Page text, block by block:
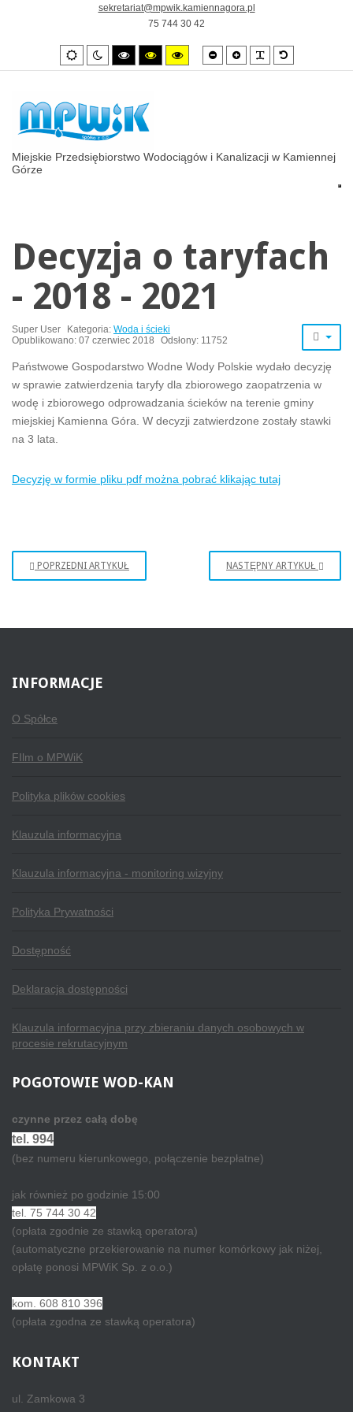
sekretariat@mpwik.kamiennagora.pl
75 744 30 42
Wygląd
standardowy
Tryb
nocny
High
contrast
High
contrast
High
contrast
Smaller
font
Larger
font
Default
font
Miejskie Przedsiębiorstwo Wodociągów i Kanalizacji w Kamiennej
Górze
Decyzja o taryfach
- 2018 - 2021
Super User Kategoria: Woda i ścieki
Opublikowano: 07 czerwiec 2018
Odsłony: 11752
Państwowe Gospodarstwo Wodne Wody Polskie wydało decyzję
w sprawie zatwierdzenia taryfy dla zbiorowego zaopatrzenia w
wodę i zbiorowego odprowadzania ścieków na terenie gminy
miejskiej Kamienna Góra. W decyzji zatwierdzone zostały stawki
na 3 lata.
Decyzję w formie pliku pdf można pobrać klikając tutaj
POPRZEDNI ARTYKUŁ NASTĘPNY ARTYKUŁ
INFORMACJE
O Spółce
FIlm o MPWiK
Polityka plików cookies
Klauzula informacyjna
Klauzula informacyjna - monitoring wizyjny
Polityka Prywatności
Dostępność
Deklaracja dostępności
Klauzula informacyjna przy zbieraniu danych osobowych w
procesie rekrutacyjnym
POGOTOWIE WOD-KAN
czynne przez całą dobę
tel. 994
(bez numeru kierunkowego, połączenie bezpłatne)
jak również po godzinie 15:00
tel. 75 744 30 42
(opłata zgodnie ze stawką operatora)
(automatyczne przekierowanie na numer komórkowy jak niżej,
opłatę ponosi MPWiK Sp. z o.o.)
kom. 608 810 396
(opłata zgodna ze stawką operatora)
KONTAKT
ul. Zamkowa 3